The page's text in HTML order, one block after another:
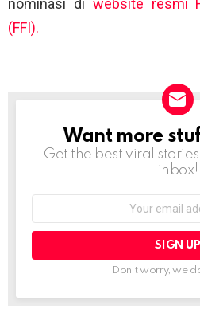
nominasi di website resmi
(FFI).
NEWSLETTER
Want more
Get the best viral
inbox!
Don't worry, we